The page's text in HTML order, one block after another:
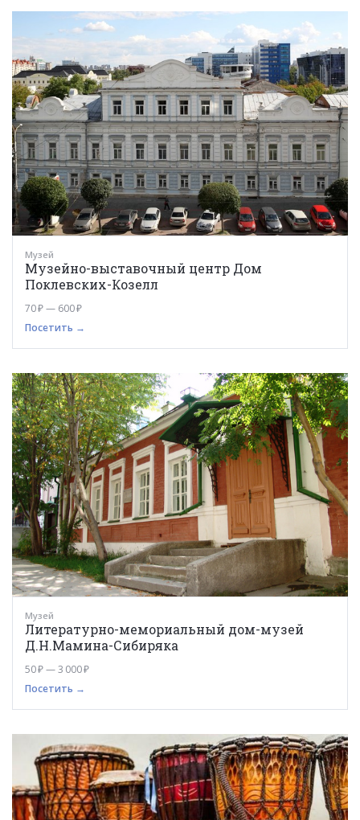
Музей
Музейно-выставочный центр Дом
Поклевских-Козелл
70 ₽ — 600 ₽
Посетить →
Музей
Литературно-мемориальный дом-музей
Д.Н.Мамина-Сибиряка
50 ₽ — 3 000 ₽
Посетить →